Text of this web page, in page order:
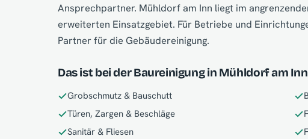
Ansprechpartner. Mühldorf am Inn liegt im
erweiterten Einsatzgebiet. Für Betriebe und
Partner für die Gebäudereinigung.
Das ist bei der Baureinigung in Mühldorf am
Grobschmutz & Bauschutt
Türen, Zargen & Beschläge
Sanitär & Fliesen